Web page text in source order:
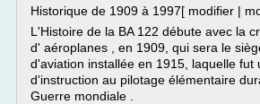
Historique de 1909 à 1997[ modifier |
L'Histoire de la BA 122 débute avec la
d' aéroplanes , en 1909, qui sera le
d'aviation installée en 1915, laquelle fut
d'instruction au pilotage élémentaire
Guerre mondiale .